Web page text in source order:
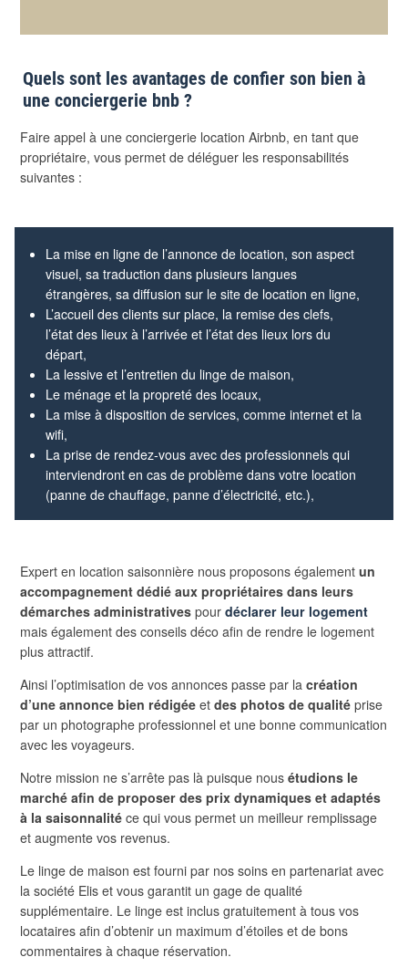
Quels sont les avantages de confier son bien à
une conciergerie bnb ?
Faire appel à une conciergerie location Airbnb, en tant que
propriétaire, vous permet de déléguer les responsabilités
suivantes :
La mise en ligne de l’annonce de location, son aspect
visuel, sa traduction dans plusieurs langues
étrangères, sa diffusion sur le site de location en ligne,
L’accueil des clients sur place, la remise des clefs,
l’état des lieux à l’arrivée et l’état des lieux lors du
départ,
La lessive et l’entretien du linge de maison,
Le ménage et la propreté des locaux,
La mise à disposition de services, comme internet et la
wifi,
La prise de rendez-vous avec des professionnels qui
interviendront en cas de problème dans votre location
(panne de chauffage, panne d’électricité, etc.),
Expert en location saisonnière nous proposons égalementun
accompagnement dédié aux propriétaires dans leurs
démarches administratives pourdéclarer leur logement
mais également des conseils déco afin de rendre le logement
plus attractif.
Ainsi l’optimisation de vos annonces passe par lacréation
d’une annonce bien rédigée etdes photos de qualité prise
par un photographe professionnel et une bonne communication
avec les voyageurs.
Notre mission ne s’arrête pas là puisque nousétudions le
marché afin de proposer des prix dynamiques et adaptés
à la saisonnalité ce qui vous permet un meilleur remplissage
et augmente vos revenus.
Le linge de maison est fourni par nos soins en partenariat avec
la société Elis et vous garantit un gage de qualité
supplémentaire. Le linge est inclus gratuitement à tous vos
locataires afin d’obtenir un maximum d’étoiles et de bons
commentaires à chaque réservation.